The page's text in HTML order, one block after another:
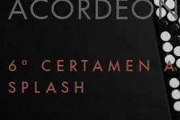
6º CERTAMEN
SPLASH